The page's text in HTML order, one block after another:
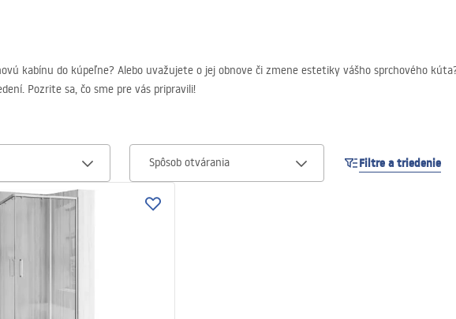
kabínu do kúpeľne? Alebo uvažujete o jej obnove či zmene estetiky vášho sprchového
Pozrite sa, čo sme pre vás pripravili!
Spôsob otvárania Filtre a triedenie